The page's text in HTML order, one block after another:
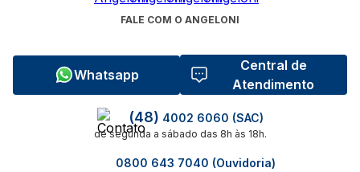
FALE COM O ANGELONI
Whatsapp
Central de
Atendimento
(48) 4002 6060 (SAC)
de segunda a sábado das 8h às 18h.
0800 643 7040 (Ouvidoria)